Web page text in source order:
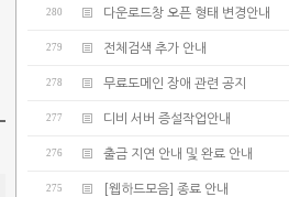
280 다운로드창 오픈 형태 변경안내
279 전체검색 추가 안내
278 무료도메인 장애 관련 공지
277 디비 서버 증설작업안내
276 출금 지연 안내 및 완료 안내
275 [웹하드모음] 종료 안내